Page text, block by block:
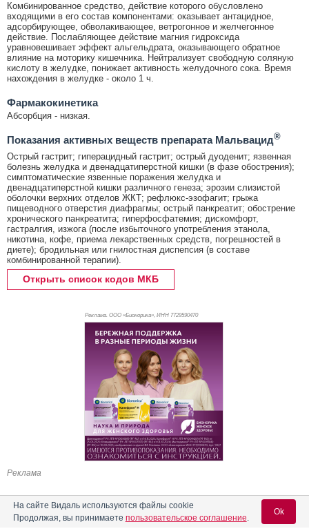
Комбинированное средство, действие которого обусловлено
входящими в его состав компонентами: оказывает антацидное,
адсорбирующее, обволакивающее, ветрогонное и желчегонное
действие. Послабляющее действие магния гидроксида
уравновешивает эффект альгельдрата, оказывающего обратное
влияние на моторику кишечника. Нейтрализует свободную соляную
кислоту в желудке, понижает активность желудочного сока. Время
нахождения в желудке - около 1 ч.
Фармакокинетика
Абсорбция - низкая.
Показания активных веществ препарата Мальвацид®
Острый гастрит; гиперацидный гастрит; острый дуоденит; язвенная
болезнь желудка и двенадцатиперстной кишки (в фазе обострения);
симптоматические язвенные поражения желудка и
двенадцатиперстной кишки различного генеза; эрозии слизистой
оболочки верхних отделов ЖКТ; рефлюкс-эзофагит; грыжа
пищеводного отверстия диафрагмы; острый панкреатит; обострение
хронического панкреатита; гиперфосфатемия; дискомфорт,
гастралгия, изжога (после избыточного употребления этанола,
никотина, кофе, приема лекарственных средств, погрешностей в
диете); бродильная или гнилостная диспепсия (в составе
комбинированной терапии).
Открыть список кодов МКБ
Реклама. ООО «Бионорика», ИНН 7729590470
Реклама
На сайте Видаль используются файлы cookie
Продолжая, вы принимаете пользовательское соглашение.
Ok